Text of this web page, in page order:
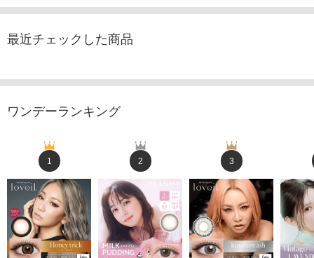
最近チェックした商品
ワンデーランキング
1 2 3